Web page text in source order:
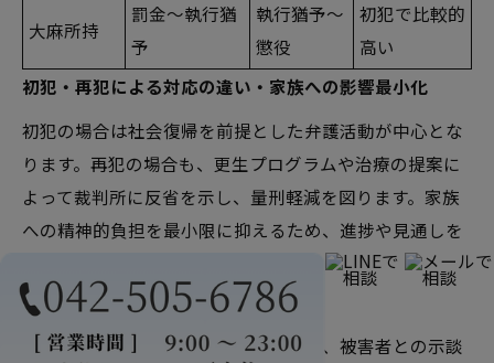
大麻所持
罰金～執行猶
予
執行猶予～
懲役
初犯で比較的
高い
初犯・再犯による対応の違い・家族への影響最小化
初犯の場合は社会復帰を前提とした弁護活動が中心とな
ります。再犯の場合も、更生プログラムや治療の提案に
よって裁判所に反省を示し、量刑軽減を図ります。家族
への精神的負担を最小限に抑えるため、進捗や見通しを
傷害事件・暴力事件の弁護活動
傷害事件や暴力行為に関する事件では、被害者との示談